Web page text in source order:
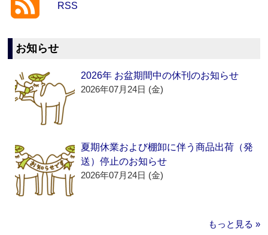
RSS
お知らせ
2026年 お盆期間中の休刊のお知らせ
2026年07月24日 (金)
夏期休業および棚卸に伴う商品出荷（発
送）停止のお知らせ
2026年07月24日 (金)
もっと見る »